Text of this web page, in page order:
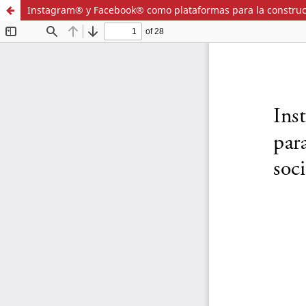
Instagram® y Facebook® como plataformas para la